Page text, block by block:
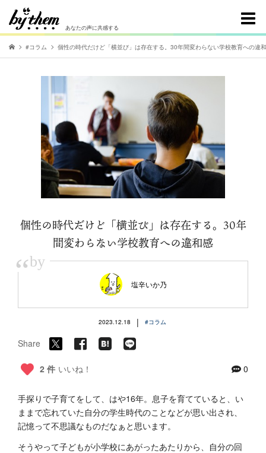
あなたの声に共感する
#コラム 個性の時代だけど「横並び」は存在する。30年間変わらない学校教育への違
個性の時代だけど「横並び」は存在する。30年
間変わらない学校教育への違和感
“by
塩辛いか乃
2023.12.18 | #コラム
Share
2 件 いいね！ 0
手探りで子育てをして、はや16年。息子を育てていると、い
ままで忘れていた自分の学生時代のことなどが思い出され、
記憶って不思議なものだなぁと思います。
そうやって子どもが小学校にあがったあたりから、自分の回